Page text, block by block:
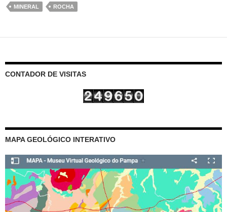
MINERAL ROCHA
CONTADOR DE VISITAS
MAPA GEOLÓGICO INTERATIVO